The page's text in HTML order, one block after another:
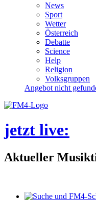
News
Sport
Wetter
Österreich
Debatte
Science
Help
Religion
Volksgruppen
jetztlive: